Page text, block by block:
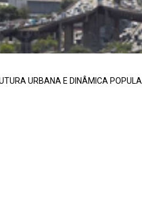
URBANA E DINÂMICA